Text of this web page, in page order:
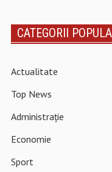
CATEGORII
Actualitate
Top News
Administrație
Economie
Sport